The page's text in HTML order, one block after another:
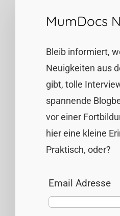
MumDocs
Bleib informiert,
Neuigkeiten aus
gibt, tolle
spannende
vor einer
hier eine kleine
Praktisch, oder?
Email Adresse